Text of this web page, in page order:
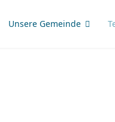
Unsere Gemeinde